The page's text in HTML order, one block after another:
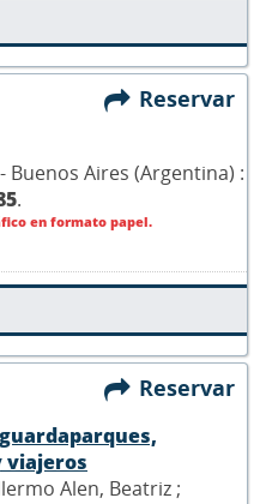
Reservar
Buenos Aires (Argentina) :
.
en formato papel.
Reservar
viajeros
Alen, Beatriz ;